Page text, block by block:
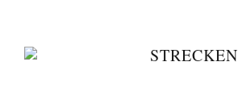
STRECKEN